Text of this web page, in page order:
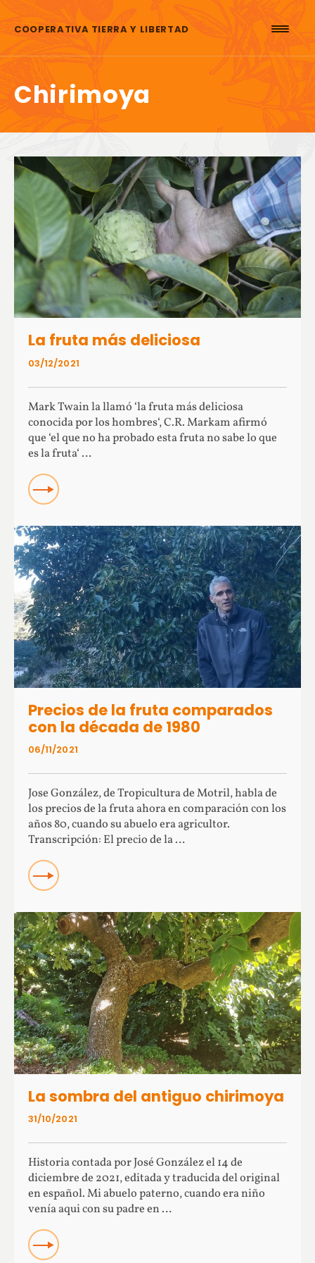
COOPERATIVA TIERRA Y LIBERTAD
Chirimoya
03/12/2021
La fruta más deliciosa
Mark Twain la llamó ‘la fruta más deliciosa
conocida por los hombres‘, C.R. Markam afirmó
que ‘el que no ha probado esta fruta no sabe lo que
es la fruta‘ …
Read more about La fruta más deliciosa
06/11/2021
Precios de la fruta comparados
con la década de 1980
Jose González, de Tropicultura de Motril, habla de
los precios de la fruta ahora en comparación con los
años 80, cuando su abuelo era agricultor.
Transcripción: El precio de la …
Read more about Precios de la fruta comparados con la
década de 1980
31/10/2021
La sombra del antiguo chirimoya
Historia contada por José González el 14 de
diciembre de 2021, editada y traducida del original
en español. Mi abuelo paterno, cuando era niño
venía aqui con su padre en …
Read more about La sombra del antiguo chirimoya